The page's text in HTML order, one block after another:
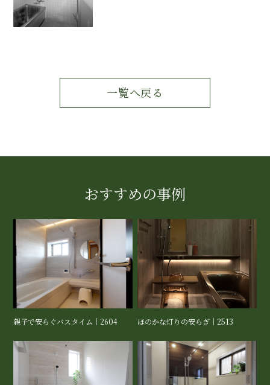
一覧へ戻る
おすすめの事例
親子で安らぐバスタイム｜2604 ほのかな灯りの安らぎ｜2513